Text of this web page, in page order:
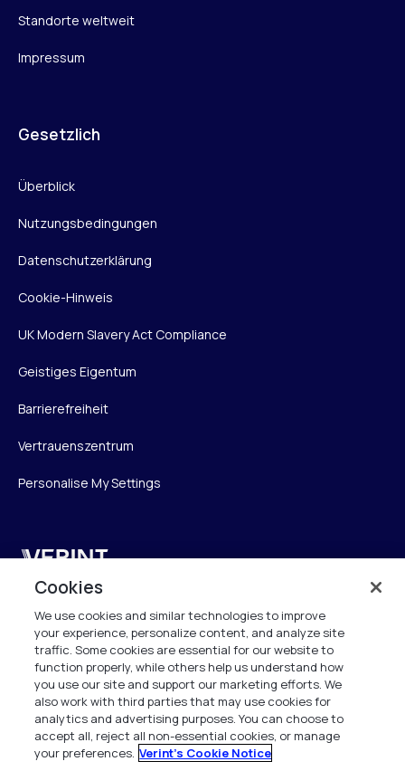
Standorte weltweit
Impressum
Gesetzlich
Überblick
Nutzungsbedingungen
Datenschutzerklärung
Cookie-Hinweis
UK Modern Slavery Act Compliance
Geistiges Eigentum
Barrierefreiheit
Vertrauenszentrum
Personalise My Settings
Verint
Verint Systems GmbH
Ziegelteich 29
24103 Kiel
info.de@verint.com
+491733165824
Alle Rechte vorbehalten. 2026
Cookies
We use cookies and similar technologies to improve
your experience, personalize content, and analyze site
traffic. Some cookies are essential for our website to
function properly, while others help us understand how
you use our site and support our marketing efforts. We
also work with third parties that may use cookies for
analytics and advertising purposes. You can choose to
accept all, reject all non-essential cookies, or manage
your preferences. Verint's Cookie Notice